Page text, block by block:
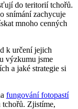
do teritorií tchořů.
snímání zachycuje
mnoho cenných
k určení jejich
výzkumu jsme
a jaké strategie si
fungování fotopastí
Zjistíme,